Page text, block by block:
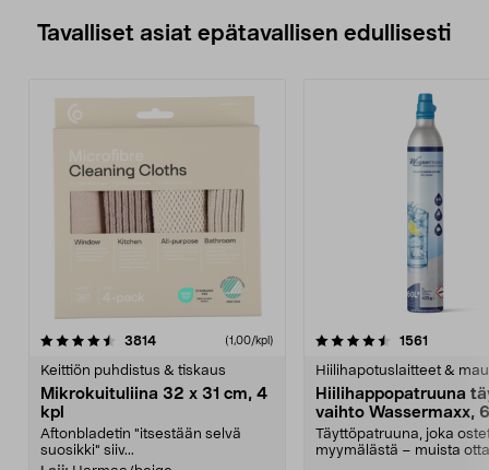
Tavalliset asiat epätavallisen edullisesti
3814arvostelut (1,00/kpl)
Keittiön puhdistus & tiskaus
Mikrokuituliina 32 x 31 cm, 4
kpl
Aftonbladetin "itsestään selvä
suosikki" siiv...
4.5viidestä
1561
Hiilihapotuslaitteet &
Hiilihappopatruuna
vaihto Wassermaxx,
Täyttöpatruuna, joka
myymälästä – muista
4.5viidestä